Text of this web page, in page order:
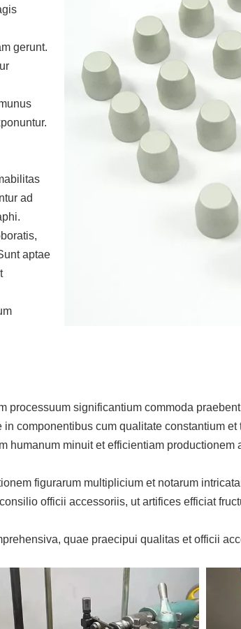
gerunt.
ad
aptae
significantium commoda
componentibus cum qualitate constantium et
minuit et efficientiam
figurarum multiplicium et notarum
officii accessoriis, ut artifices efficiat
quae praecipui qualitas et officii